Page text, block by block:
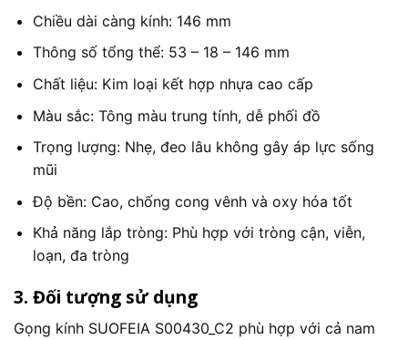
Chiều dài càng kính: 146 mm
Thông số tổng thể: 53 – 18 – 146 mm
Chất liệu: Kim loại kết hợp nhựa cao cấp
Màu sắc: Tông màu trung tính, dễ phối đồ
Trọng lượng: Nhẹ, đeo lâu không gây áp lực sống
mũi
Độ bền: Cao, chống cong vênh và oxy hóa tốt
Khả năng lắp tròng: Phù hợp với tròng cận, viễn,
loạn, đa tròng
3. Đối tượng sử dụng
Gọng kính SUOFEIA S00430_C2 phù hợp với cả nam